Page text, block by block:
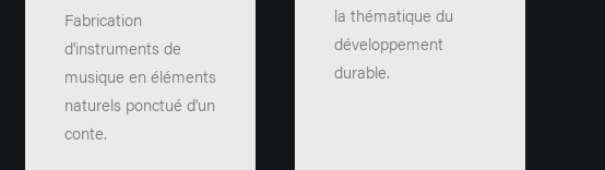
Fabrication
d'instruments de
musique en éléments
naturels ponctué d'un
conte.
la thématique du
développement
durable.